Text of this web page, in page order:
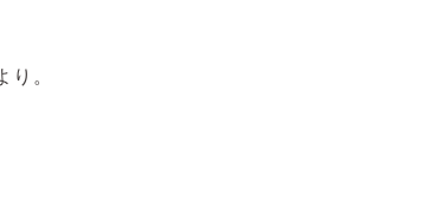
。